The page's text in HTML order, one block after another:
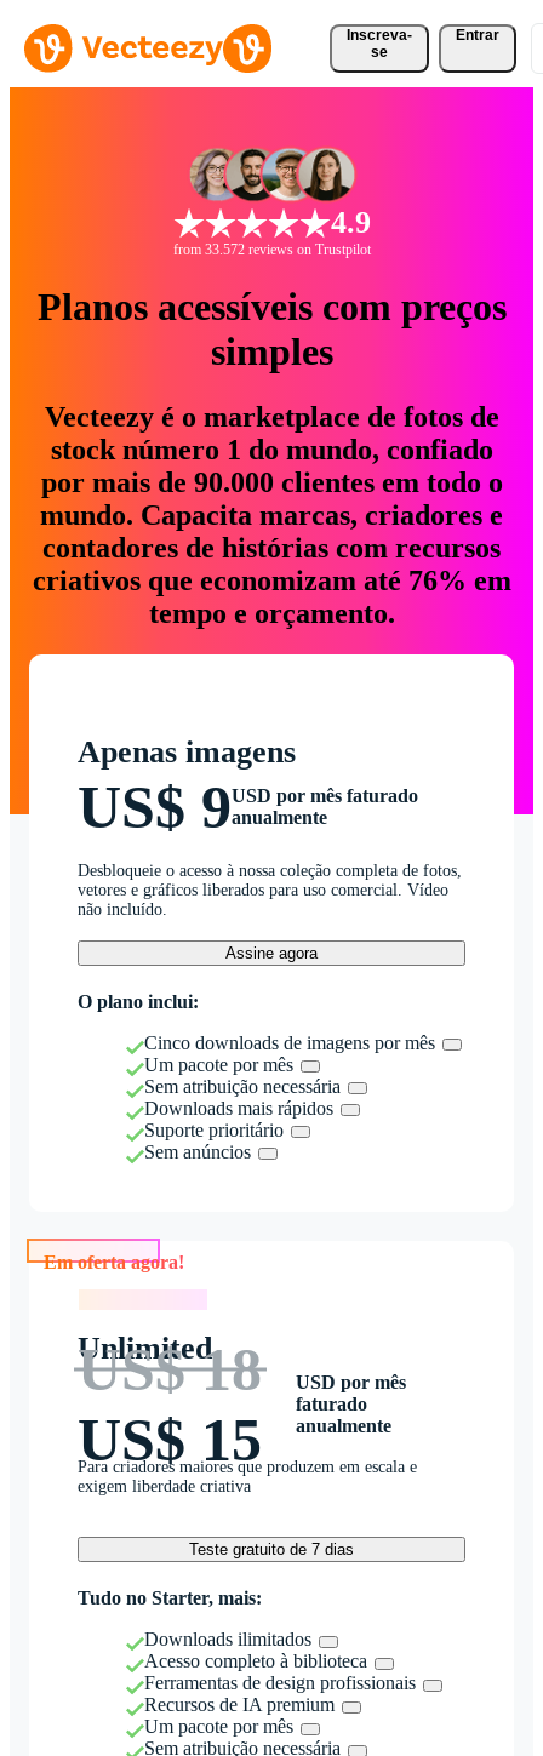
Inscreva-
se
Entrar
4.9
from 33.572 reviews on Trustpilot
Planos acessíveis com preços
simples
Vecteezy é o marketplace de fotos de
stock número 1 do mundo, confiado
por mais de 90.000 clientes em todo o
mundo. Capacita marcas, criadores e
contadores de histórias com recursos
criativos que economizam até 76% em
tempo e orçamento.
Apenas imagens
US$ 9USD por mês faturado
anualmente
Desbloqueie o acesso à nossa coleção completa de fotos,
vetores e gráficos liberados para uso comercial. Vídeo
não incluído.
Assine agora
O plano inclui:
Cinco downloads de imagens por mês
Um pacote por mês
Sem atribuição necessária
Downloads mais rápidos
Suporte prioritário
Sem anúncios
Unlimited
US$ 18
US$ 15
USD por mês
faturado
anualmente
Para criadores maiores que produzem em escala e
exigem liberdade criativa
Teste gratuito de 7 dias
Tudo no Starter, mais:
Downloads ilimitados
Acesso completo à biblioteca
Ferramentas de design profissionais
Recursos de IA premium
Um pacote por mês
Sem atribuição necessária